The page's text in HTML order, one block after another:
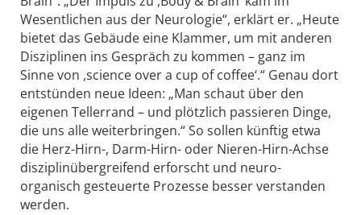
Wesentlichen aus der Neurologie“, erklärt er. „Heute
bietet das Gebäude eine Klammer, um mit anderen
Disziplinen ins Gespräch zu kommen – ganz im
Sinne von ,science over a cup of coffee‘.“ Genau dort
entstünden neue Ideen: „Man schaut über den
eigenen Tellerrand – und plötzlich passieren Dinge,
die uns alle weiterbringen.“ So sollen künftig etwa
die Herz-Hirn-, Darm-Hirn- oder Nieren-Hirn-Achse
disziplinübergreifend erforscht und neuro-
organisch gesteuerte Prozesse besser verstanden
werden.